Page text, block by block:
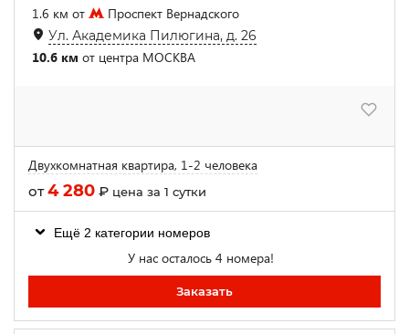
1.6 км от Проспект Вернадского
Ул. Академика Пилюгина, д. 26
10.6 км от центра МОСКВА
Двухкомнатная квартира, 1-2 человека
от4 280 ₽ цена за 1 сутки
Ещё 2 категории номеров
У нас осталось 4 номера!
Заказать